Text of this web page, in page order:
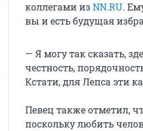
коллегами изNN.RU.
вы и есть будущая
— Я могу так сказать,
честность,
Кстати, для Лепса эти
Певец также отметил,
поскольку любить